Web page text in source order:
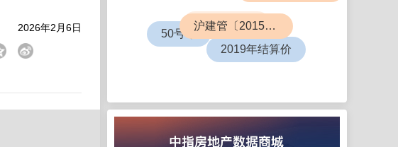
2026年2 月 6 日
沪建管〔2015〕726号
2019年结算价
50号令
6063铝合金